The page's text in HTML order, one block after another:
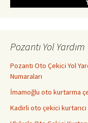
Pozantı Yol Yardım
Pozantı Oto Çekici Yol
Numaraları
İmamoğlu oto kurtarma
Kadirli oto çekici